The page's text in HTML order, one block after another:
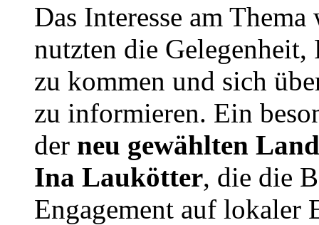
Das Interesse am
nutzten die Gelegenheit,
zu kommen und sich
zu informieren. Ein
der neu gewählten
Ina Laukötter, die die
Engagement auf lokaler